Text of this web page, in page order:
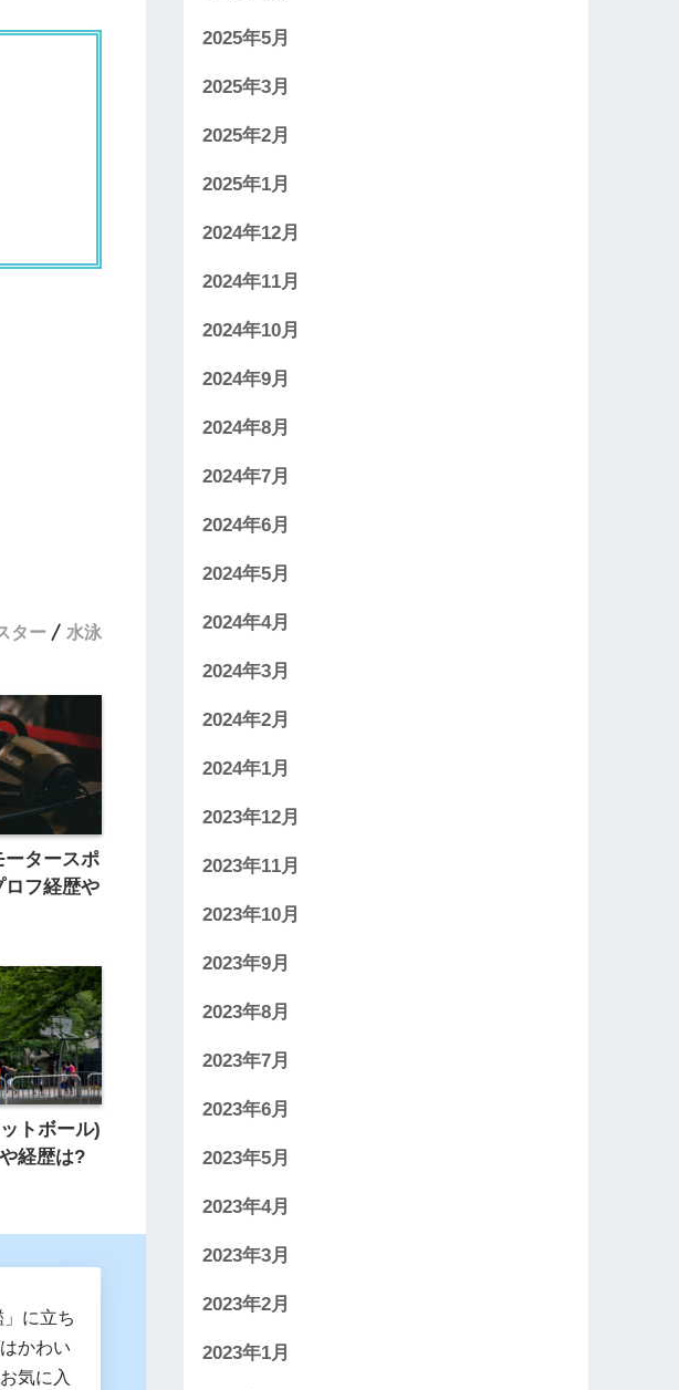
ター 水泳
タースポ
ロフ経歴や
トボール)
経歴は?
に立ち
かわい
気に入
2025年5月
2025年3月
2025年2月
2025年1月
2024年12月
2024年11月
2024年10月
2024年9月
2024年8月
2024年7月
2024年6月
2024年5月
2024年4月
2024年3月
2024年2月
2024年1月
2023年12月
2023年11月
2023年10月
2023年9月
2023年8月
2023年7月
2023年6月
2023年5月
2023年4月
2023年3月
2023年2月
2023年1月